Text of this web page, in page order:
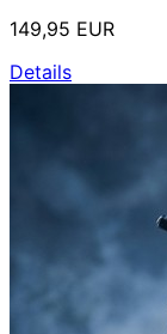
149,95 EUR
Details